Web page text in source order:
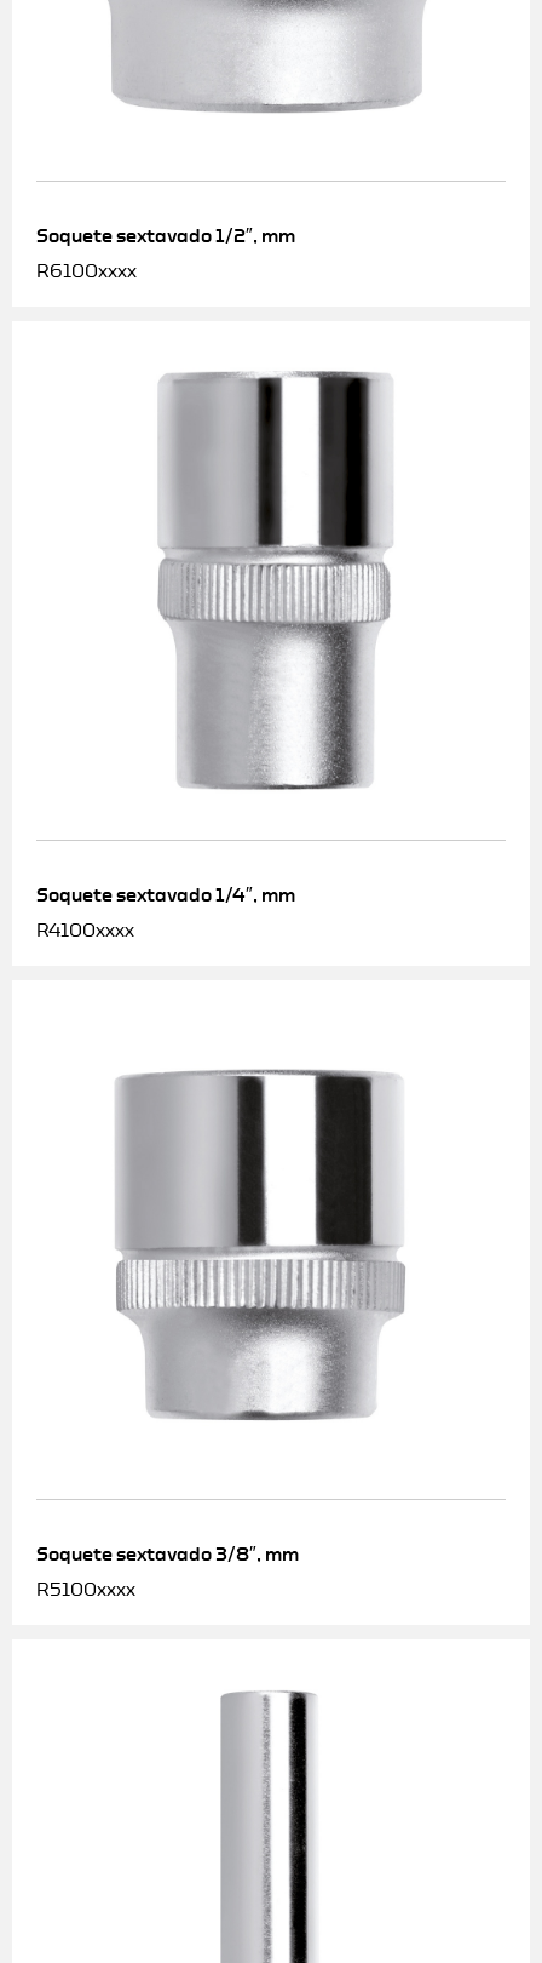
Soquete sextavado 1/2″, mm
R6100xxxx
Soquete sextavado 1/4″, mm
R4100xxxx
Soquete sextavado 3/8″, mm
R5100xxxx